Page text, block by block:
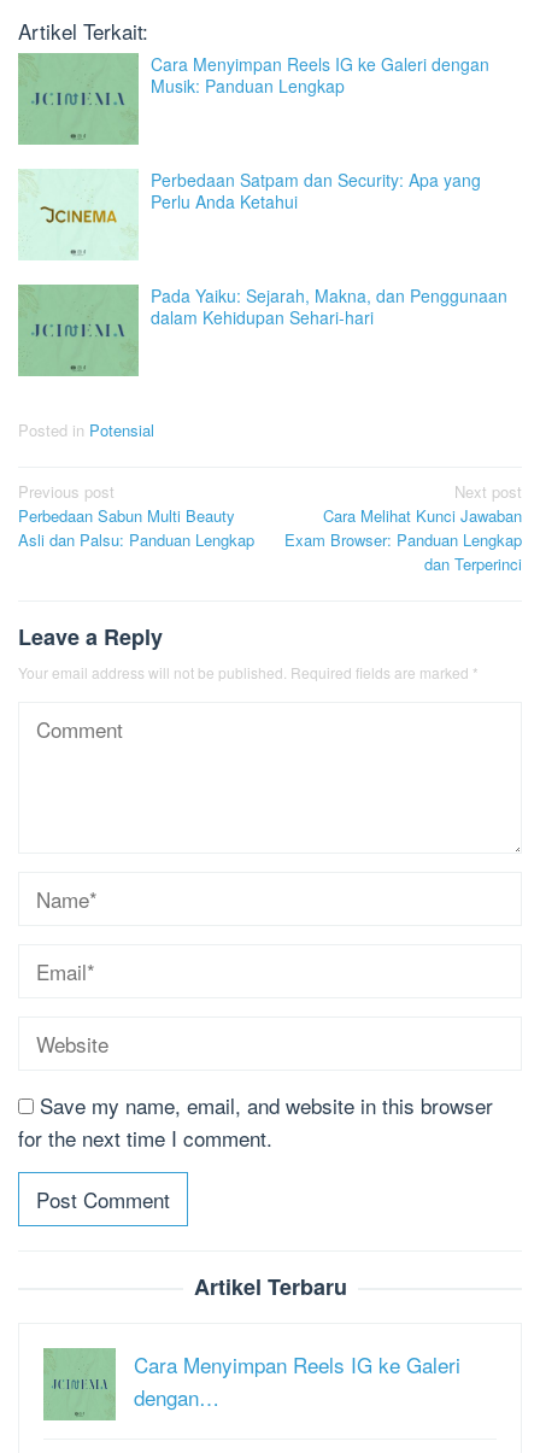
Artikel Terkait:
Cara Menyimpan Reels IG ke Galeri dengan
Musik: Panduan Lengkap
Perbedaan Satpam dan Security: Apa yang
Perlu Anda Ketahui
Pada Yaiku: Sejarah, Makna, dan Penggunaan
dalam Kehidupan Sehari-hari
Posted in Potensial
Post
navigation
Previous post
Perbedaan Sabun Multi Beauty
Asli dan Palsu: Panduan Lengkap
Next post
Cara Melihat Kunci Jawaban
Exam Browser: Panduan Lengkap
dan Terperinci
Leave a Reply
Your email address will not be published. Required fields are marked *
Save my name, email, and website in this browser
for the next time I comment.
Artikel Terbaru
Cara Menyimpan Reels IG ke Galeri
dengan…